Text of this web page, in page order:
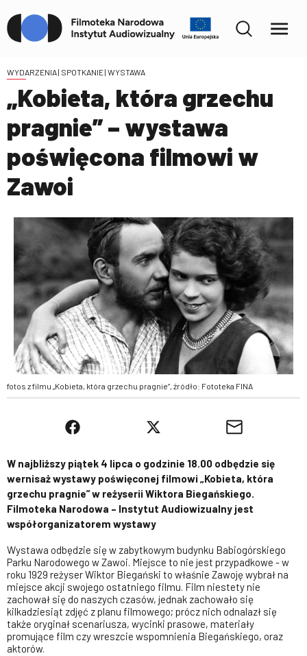
WYDARZENIA| SPOTKANIE | WYSTAWA
„Kobieta, która grzechu
pragnie” – wystawa
poświęcona filmowi w
Zawoi
fotos z filmu „Kobieta, która grzechu pragnie”, źródło: Fototeka FINA
W najbliższy piątek 4 lipca o godzinie 18.00 odbędzie się
wernisaż wystawy poświęconej filmowi „Kobieta, która
grzechu pragnie” w reżyserii Wiktora Biegańskiego.
Filmoteka Narodowa – Instytut Audiowizualny jest
współorganizatorem wystawy
Wystawa odbędzie się w zabytkowym budynku Babiogórskiego
Parku Narodowego w Zawoi. Miejsce to nie jest przypadkowe - w
roku 1929 reżyser Wiktor Biegański to właśnie Zawoję wybrał na
miejsce akcji swojego ostatniego filmu. Film niestety nie
zachował się do naszych czasów, jednak zachowało się
kilkadziesiąt zdjęć z planu filmowego; prócz nich odnalazł się
także oryginał scenariusza, wycinki prasowe, materiały
promujące film czy wreszcie wspomnienia Biegańskiego, oraz
aktorów.